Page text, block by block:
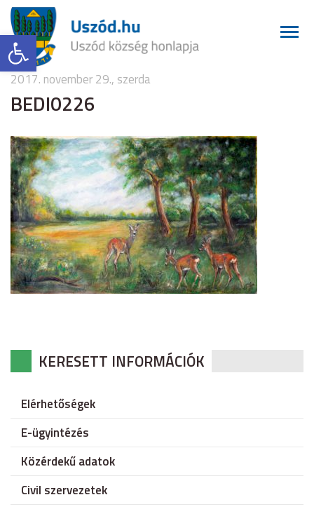
Eszköztár megnyitása
2017. november 29., szerda
BEDI0226
KERESETT INFORMÁCIÓK
Elérhetőségek
E-ügyintézés
Közérdekű adatok
Civil szervezetek